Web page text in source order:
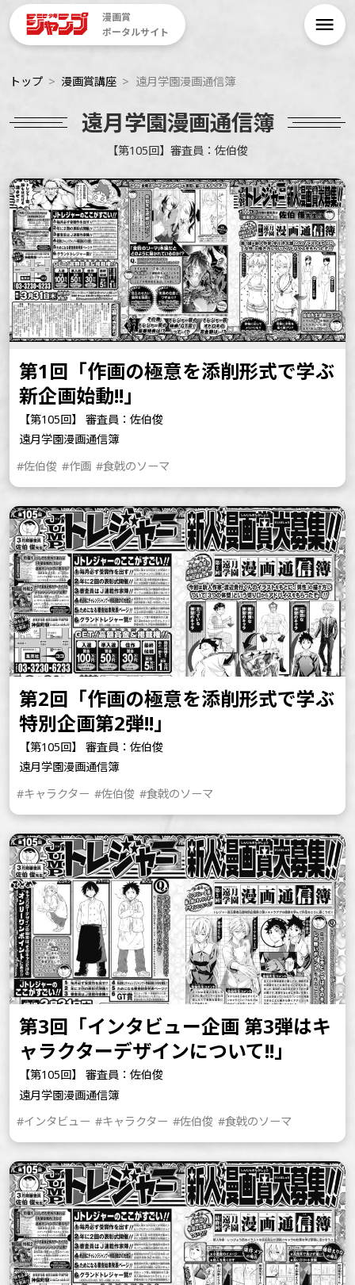
漫画賞
ポータルサイト
トップ 漫画賞講座 遠月学園漫画通信簿
遠月学園漫画通信簿
【第105回】審査員：佐伯俊
第1回「作画の極意を添削形式で学ぶ
新企画始動!!」
【第105回】 審査員：佐伯俊
遠月学園漫画通信簿
#佐伯俊 #作画 #食戟のソーマ
第2回「作画の極意を添削形式で学ぶ
特別企画第2弾!!」
【第105回】 審査員：佐伯俊
遠月学園漫画通信簿
#キャラクター #佐伯俊 #食戟のソーマ
第3回「インタビュー企画 第3弾はキ
ャラクターデザインについて!!」
【第105回】 審査員：佐伯俊
遠月学園漫画通信簿
#インタビュー #キャラクター #佐伯俊 #食戟のソーマ